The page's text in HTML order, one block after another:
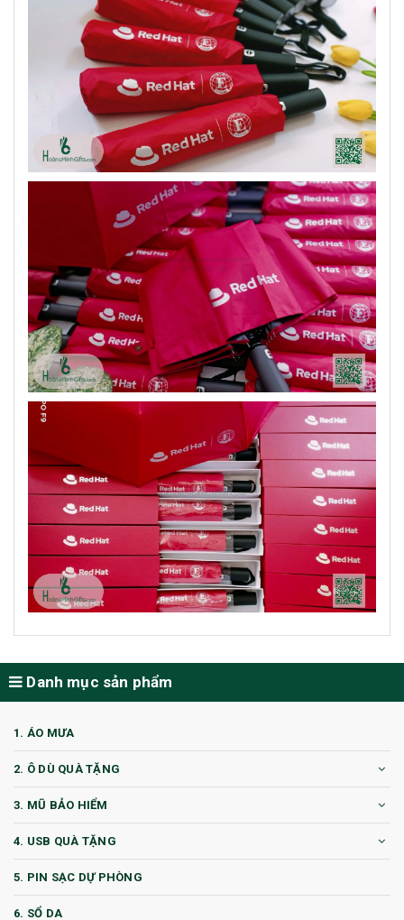
Danh mục sản phẩm
1. ÁO MƯA
2. Ô DÙ QUÀ TẶNG
3. MŨ BẢO HIỂM
4. USB QUÀ TẶNG
5. PIN SẠC DỰ PHÒNG
6. SỔ DA